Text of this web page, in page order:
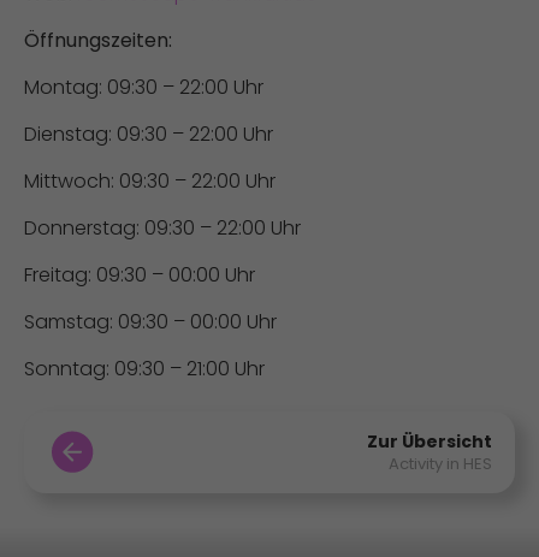
Öffnungszeiten:
Montag: 09:30 – 22:00 Uhr
Dienstag: 09:30 – 22:00 Uhr
Mittwoch: 09:30 – 22:00 Uhr
Donnerstag: 09:30 – 22:00 Uhr
Freitag: 09:30 – 00:00 Uhr
Samstag: 09:30 – 00:00 Uhr
Sonntag: 09:30 – 21:00 Uhr
Zur Übersicht
Activity in HES